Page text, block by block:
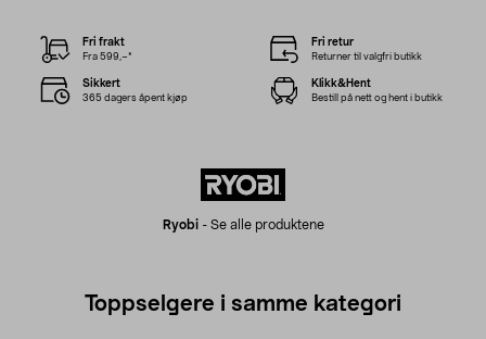
Ryobi- Se alle produktene
Fri frakt
Fra 599,–*
Fri retur
Returner til valgfri butikk
Sikkert
365 dagers åpent kjøp
Klikk&Hent
Bestill på nett og hent i butikk
Toppselgere i samme kategori